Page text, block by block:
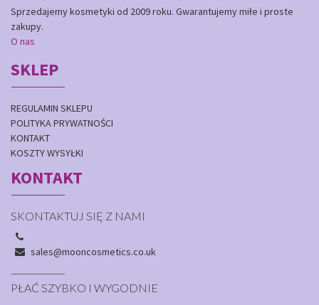
Sprzedajemy kosmetyki od 2009 roku. Gwarantujemy miłe i proste
zakupy.
O nas
SKLEP
REGULAMIN SKLEPU
POLITYKA PRYWATNOŚCI
KONTAKT
KOSZTY WYSYŁKI
KONTAKT
SKONTAKTUJ SIĘ Z NAMI
sales@mooncosmetics.co.uk
PŁAĆ SZYBKO I WYGODNIE